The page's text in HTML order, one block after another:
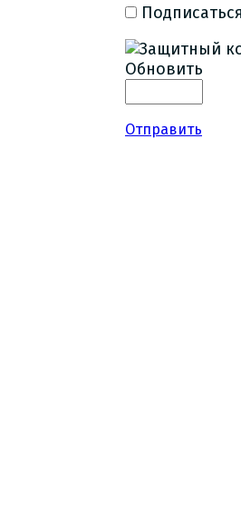
Обновить
Отправить